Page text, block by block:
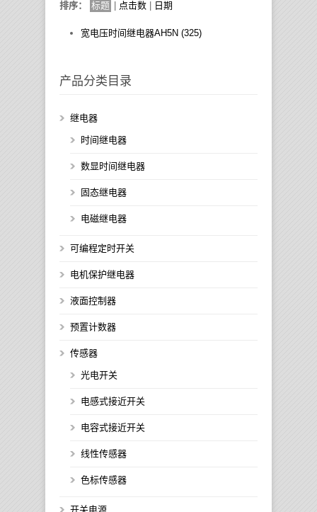
排序： 标题 点击数 日期
宽电压时间继电器AH5N (325)
产品分类目录
继电器
时间继电器
数显时间继电器
固态继电器
电磁继电器
可编程定时开关
电机保护继电器
液面控制器
预置计数器
传感器
光电开关
电感式接近开关
电容式接近开关
线性传感器
色标传感器
开关电源